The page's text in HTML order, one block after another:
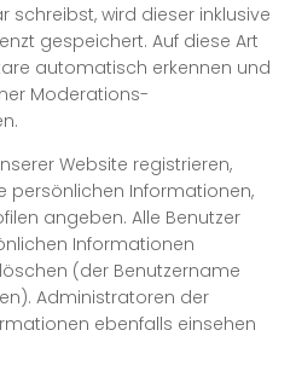
schreibst, wird dieser inklusive
gespeichert. Auf diese Art
automatisch erkennen und
Moderations-
Website registrieren,
persönlichen Informationen,
angeben. Alle Benutzer
Informationen
(der Benutzername
Administratoren der
ebenfalls einsehen